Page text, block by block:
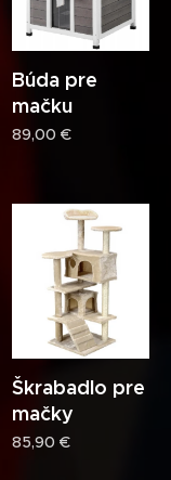
Búda pre
mačku
89,00 €
Škrabadlo pre
mačky
85,90 €